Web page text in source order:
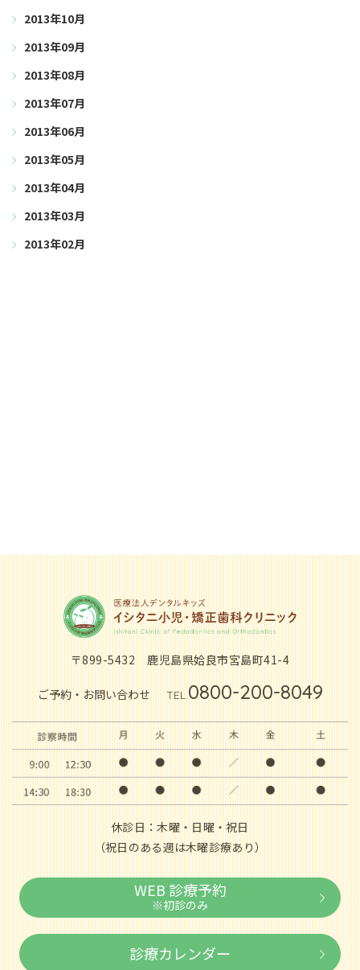
2013年10月
2013年09月
2013年08月
2013年07月
2013年06月
2013年05月
2013年04月
2013年03月
2013年02月
〒899-5432 鹿児島県姶良市宮島町41-4
ご予約・お問い合わせ TEL.0800-200-8049
休診日：木曜・日曜・祝日
（祝日のある週は木曜診療あり）
WEB 診療予約
※初診のみ
診療カレンダー